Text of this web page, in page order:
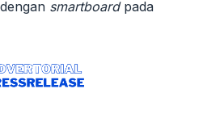
smartboardpada